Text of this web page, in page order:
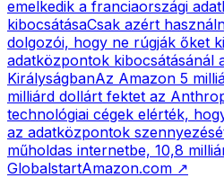
emelkedik a franciaországi
kibocsátásaCsak azért
dolgozói, hogy ne rúgják őket ki
adatközpontok kibocsátásánál
KirályságbanAz Amazon 5
milliárd dollárt fektet az
technológiai cégek elérték,
az adatközpontok
műholdas internetbe, 10,8
GlobalstartAmazon.com ↗